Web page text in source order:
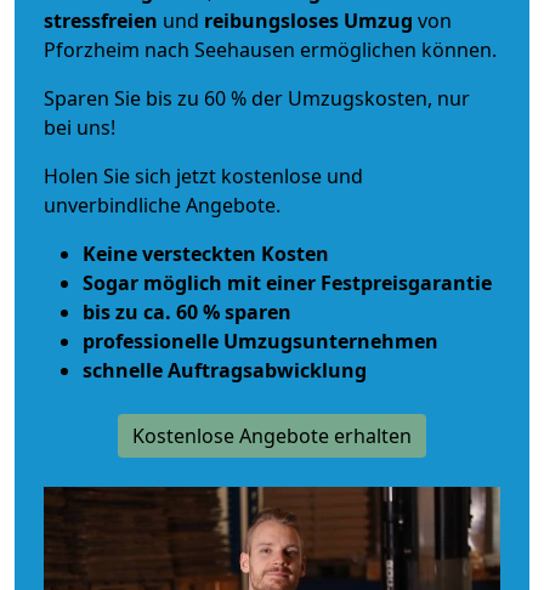
stressfreien und reibungsloses Umzug von
Pforzheim nach Seehausen ermöglichen können.
Sparen Sie bis zu 60 % der Umzugskosten, nur
bei uns!
Holen Sie sich jetzt kostenlose und
unverbindliche Angebote.
Keine versteckten Kosten
Sogar möglich mit einer Festpreisgarantie
bis zu ca. 60 % sparen
professionelle Umzugsunternehmen
schnelle Auftragsabwicklung
Kostenlose Angebote erhalten